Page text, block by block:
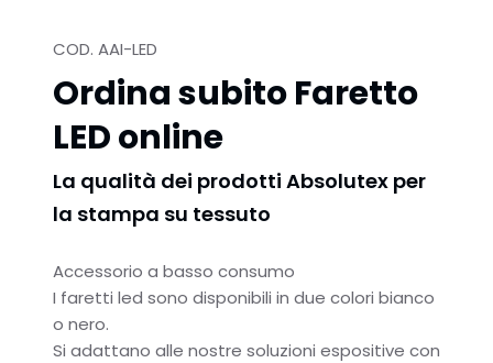
COD. AAI-LED
Ordina subito Faretto
LED online
La qualità dei prodotti Absolutex per
la stampa su tessuto
Accessorio a basso consumo
I faretti led sono disponibili in due colori bianco
o nero.
Si adattano alle nostre soluzioni espositive con